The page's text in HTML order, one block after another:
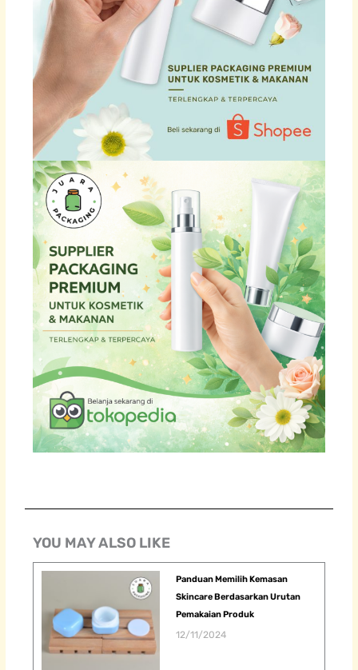
YOU MAY ALSO LIKE
Panduan Memilih Kemasan
Skincare Berdasarkan Urutan
Pemakaian Produk
12/11/2024